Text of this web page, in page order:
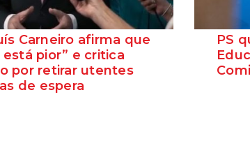
Carneiro afirma que
está pior” e critica
por retirar utentes
de espera
PS